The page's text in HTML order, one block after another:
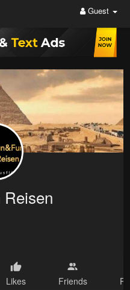
Guest
Reisen
Likes Friends